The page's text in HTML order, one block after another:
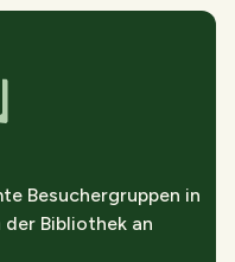
Besuchergruppen in
Bibliothek an